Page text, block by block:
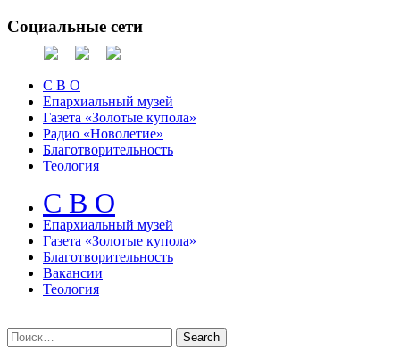
Социальные сети
С В О
Епархиальный музей
Газета «Золотые купола»
Радио «Новолетие»
Благотворительность
Теология
С В О
Епархиальный музeй
Газета «Золотые купола»
Благотворительность
Вакансии
Теология